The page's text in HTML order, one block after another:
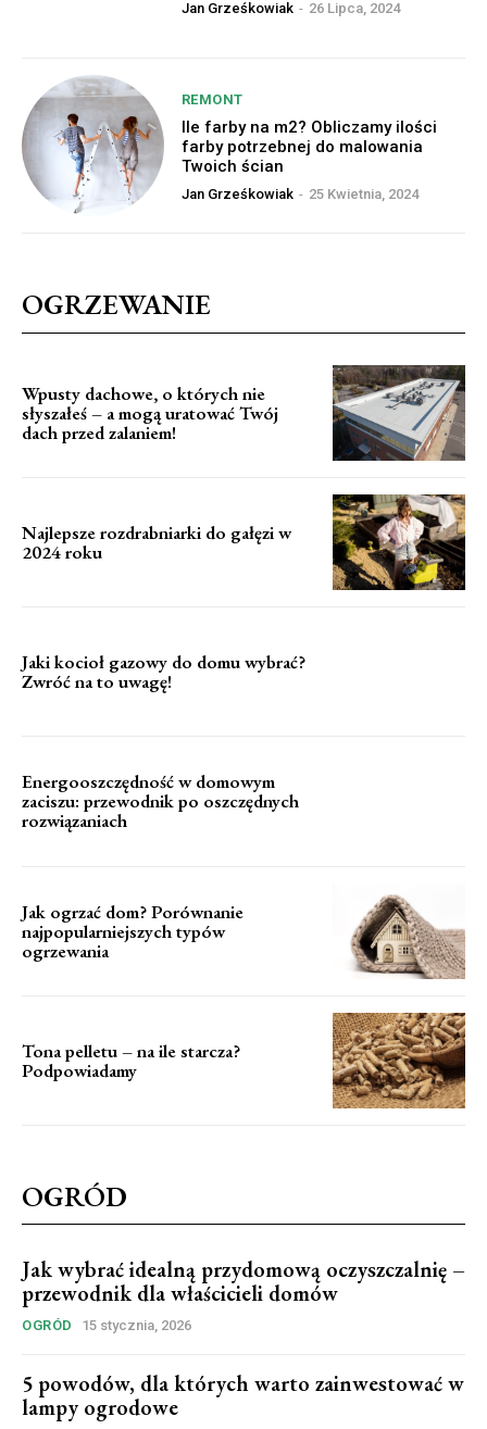
Jan Grześkowiak - 26 Lipca, 2024
REMONT
Ile farby na m2? Obliczamy ilości
farby potrzebnej do malowania
Twoich ścian
Jan Grześkowiak - 25 Kwietnia, 2024
OGRZEWANIE
Wpusty dachowe, o których nie
słyszałeś – a mogą uratować Twój
dach przed zalaniem!
Najlepsze rozdrabniarki do gałęzi w
2024 roku
Jaki kocioł gazowy do domu wybrać?
Zwróć na to uwagę!
Energooszczędność w domowym
zaciszu: przewodnik po oszczędnych
rozwiązaniach
Jak ogrzać dom? Porównanie
najpopularniejszych typów
ogrzewania
Tona pelletu – na ile starcza?
Podpowiadamy
OGRÓD
Jak wybrać idealną przydomową oczyszczalnię –
przewodnik dla właścicieli domów
OGRÓD 15 stycznia, 2026
5 powodów, dla których warto zainwestować w
lampy ogrodowe